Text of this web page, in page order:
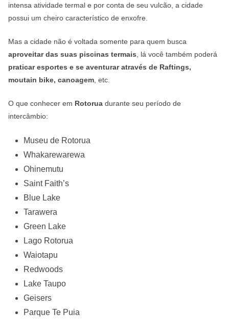
intensa atividade termal e por conta de seu vulcão, a cidade
possui um cheiro característico de enxofre.
Mas a cidade não é voltada somente para quem busca
aproveitar das suas piscinas termais , lá você também poderá
praticar esportes e se aventurar através de Raftings,
moutain bike, canoagem , etc.
O que conhecer em Rotorua durante seu período de
intercâmbio:
Museu de Rotorua
Whakarewarewa
Ohinemutu
Saint Faith’s
Blue Lake
Tarawera
Green Lake
Lago Rotorua
Waiotapu
Redwoods
Lake Taupo
Geisers
Parque Te Puia